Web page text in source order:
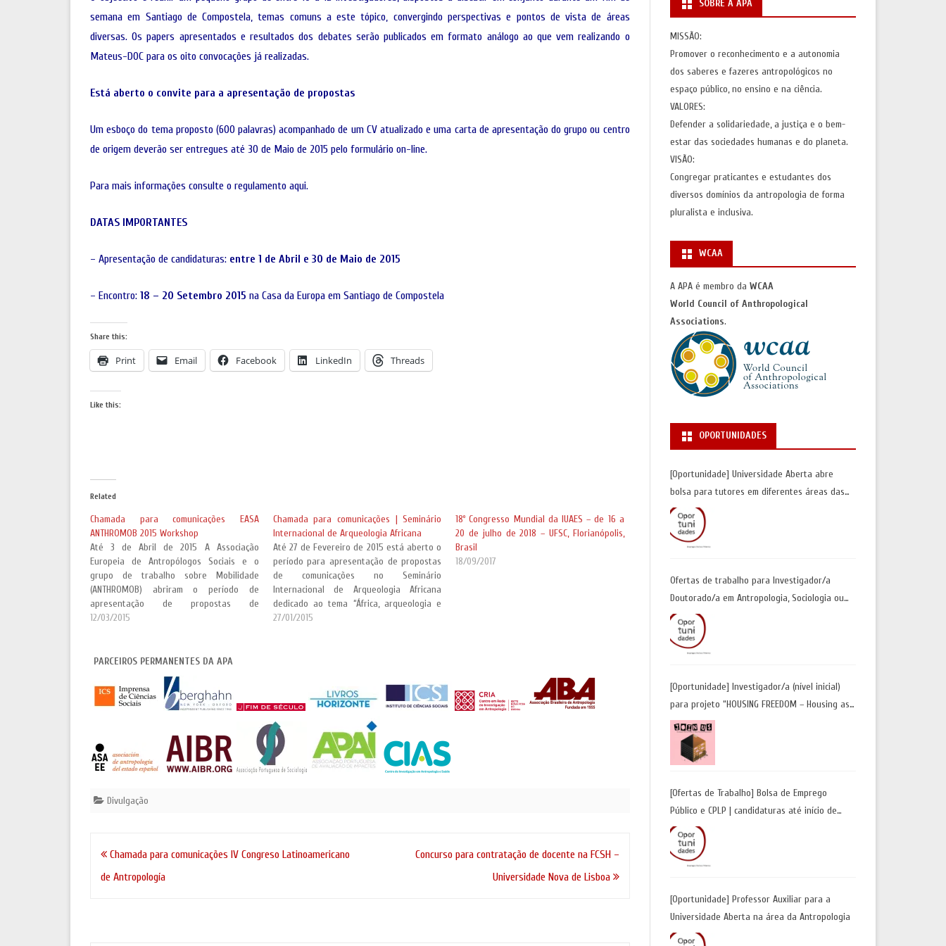
ANTROPOLOGIA
MOSTRA ANTROPOLOGIA E CINEMA
AUTONOMIA E PLURALIDADE
OPORTUNIDADES
(CURSOS/FORMAÇÕES)
semana em Santiago de Compostela, temas comuns a este tópico, convergindo perspectivas e pontos de vista de áreas
diversas. Os papers apresentados e resultados dos debates serão publicados em formato análogo ao que vem realizando o
Mateus-DOC para os oito convocações já realizadas.
Está aberto o convite para a apresentação de propostas
Um esboço do tema proposto (600 palavras) acompanhado de um CV atualizado e uma carta de apresentação do grupo ou centro
de origem deverão ser entregues até 30 de Maio de 2015 pelo formulário on-line.
Para mais informações consulte o regulamento aqui.
DATAS IMPORTANTES
– Apresentação de candidaturas: entre 1 de Abril e 30 de Maio de 2015
– Encontro: 18 – 20 Setembro 2015 na Casa da Europa em Santiago de Compostela
Share this:
Print Email Facebook LinkedIn Threads
Like this:
Related
Chamada para comunicações EASA
ANTHROMOB 2015 Workshop
Até 3 de Abril de 2015 A Associação
Europeia de Antropólogos Sociais e o
grupo de trabalho sobre Mobilidade
(ANTHROMOB) abriram o período de
apresentação de propostas de
comunicação para a sua oficina bianual, a
12/03/2015
Chamada para comunicações | Seminário
Internacional de Arqueologia Africana
Até 27 de Fevereiro de 2015 está aberto o
período para apresentação de propostas
de comunicações no Seminário
Internacional de Arqueologia Africana
dedicado ao tema “África, arqueologia e
paisagem”, a realizar entre os dias 3 e 5
27/01/2015
18º Congresso Mundial da IUAES – de 16 a
20 de julho de 2018 – UFSC, Florianópolis,
Brasil
18/09/2017
PARCEIROS PERMANENTES DA APA
Divulgação
Navegação
de
Chamada para comunicações IV Congreso Latinoamericano
de Antropología
Concurso para contratação de docente na FCSH –
Universidade Nova de Lisboa
SOBRE A APA
MISSÃO:
Promover o reconhecimento e a autonomia
dos saberes e fazeres antropológicos no
espaço público, no ensino e na ciência.
VALORES:
Defender a solidariedade, a justiça e o bem-
estar das sociedades humanas e do planeta.
VISÃO:
Congregar praticantes e estudantes dos
diversos domínios da antropologia de forma
pluralista e inclusiva.
WCAA
A APA é membro da WCAA
World Council of Anthropological
Associations.
OPORTUNIDADES
[Oportunidade] Universidade Aberta abre
bolsa para tutores em diferentes áreas das
Ciências Sociais | Inscrições até 30 de junho
Ofertas de trabalho para Investigador/a
Doutorado/a em Antropologia, Sociologia ou
Geografia Humana| Universidade de Coimbra |
Candidaturas até 29 de maio 2026
[Oportunidade] Investigador/a (nível inicial)
para projeto “HOUSING FREEDOM – Housing as
a Tool for Freedom: A Future Away from
Incarceration” | até 8 de maio
[Ofertas de Trabalho] Bolsa de Emprego
Público e CPLP | candidaturas até início de
maio 2026
[Oportunidade] Professor Auxiliar para a
Universidade Aberta na área da Antropologia